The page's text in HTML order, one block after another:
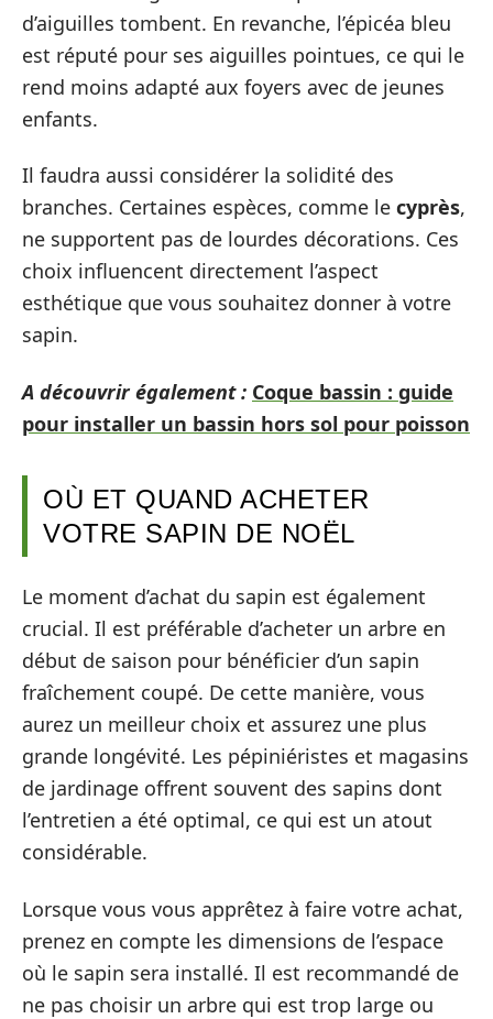
d’aiguilles tombent. En revanche, l’épicéa bleu
est réputé pour ses aiguilles pointues, ce qui le
rend moins adapté aux foyers avec de jeunes
enfants.
Il faudra aussi considérer la solidité des
branches. Certaines espèces, comme le cyprès,
ne supportent pas de lourdes décorations. Ces
choix influencent directement l’aspect
esthétique que vous souhaitez donner à votre
sapin.
A découvrir également : Coque bassin : guide
pour installer un bassin hors sol pour poisson
OÙ ET QUAND ACHETER
VOTRE SAPIN DE NOËL
Le moment d’achat du sapin est également
crucial. Il est préférable d’acheter un arbre en
début de saison pour bénéficier d’un sapin
fraîchement coupé. De cette manière, vous
aurez un meilleur choix et assurez une plus
grande longévité. Les pépiniéristes et magasins
de jardinage offrent souvent des sapins dont
l’entretien a été optimal, ce qui est un atout
considérable.
Lorsque vous vous apprêtez à faire votre achat,
prenez en compte les dimensions de l’espace
où le sapin sera installé. Il est recommandé de
ne pas choisir un arbre qui est trop large ou